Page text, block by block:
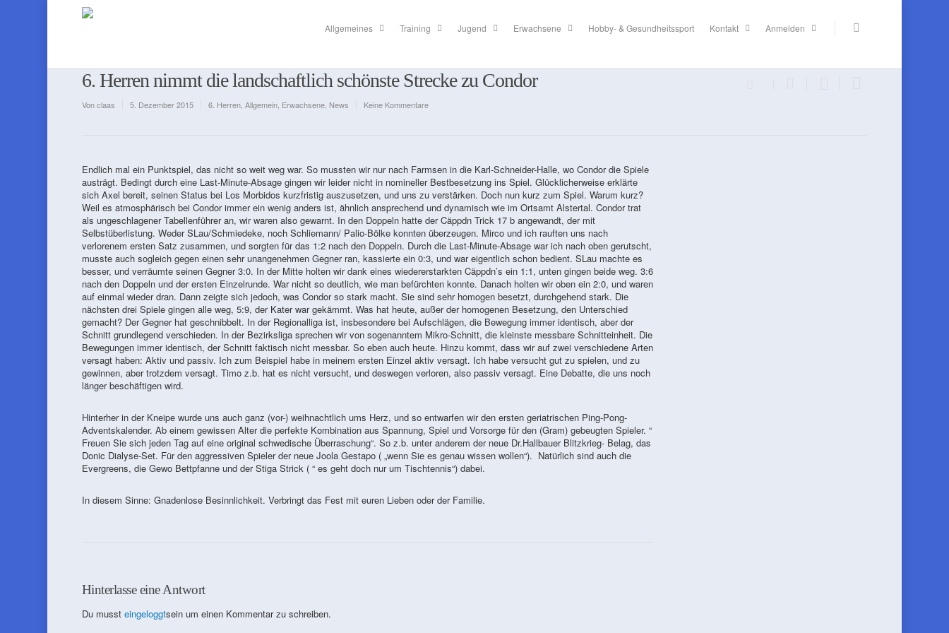
Allgemeines Training Jugend Erwachsene Hobby- & Gesundheitssport Kontakt Anmelden
6. Herren nimmt die landschaftlich schönste Strecke zu Condor
Vonclaas 5. Dezember 2015 6. Herren, Allgemein, Erwachsene, News Keine Kommentare
Endlich mal ein Punktspiel, das nicht so weit weg war. So mussten wir nur nach Farmsen in die Karl-Schneider-Halle, wo Condor die Spiele
austrägt. Bedingt durch eine Last-Minute-Absage gingen wir leider nicht in nomineller Bestbesetzung ins Spiel. Glücklicherweise erklärte
sich Axel bereit, seinen Status bei Los Morbidos kurzfristig auszusetzen, und uns zu verstärken. Doch nun kurz zum Spiel. Warum kurz?
Weil es atmosphärisch bei Condor immer ein wenig anders ist, ähnlich ansprechend und dynamisch wie im Ortsamt Alstertal. Condor trat
als ungeschlagener Tabellenführer an, wir waren also gewarnt. In den Doppeln hatte der Cäppdn Trick 17 b angewandt, der mit
Selbstüberlistung. Weder SLau/Schmiedeke, noch Schliemann/ Palio-Bölke konnten überzeugen. Mirco und ich rauften uns nach
verlorenem ersten Satz zusammen, und sorgten für das 1:2 nach den Doppeln. Durch die Last-Minute-Absage war ich nach oben gerutscht,
musste auch sogleich gegen einen sehr unangenehmen Gegner ran, kassierte ein 0:3, und war eigentlich schon bedient. SLau machte es
besser, und verräumte seinen Gegner 3:0. In der Mitte holten wir dank eines wiedererstarkten Cäppdn’s ein 1:1, unten gingen beide weg. 3:6
nach den Doppeln und der ersten Einzelrunde. War nicht so deutlich, wie man befürchten konnte. Danach holten wir oben ein 2:0, und waren
auf einmal wieder dran. Dann zeigte sich jedoch, was Condor so stark macht. Sie sind sehr homogen besetzt, durchgehend stark. Die
nächsten drei Spiele gingen alle weg, 5:9, der Kater war gekämmt. Was hat heute, außer der homogenen Besetzung, den Unterschied
gemacht? Der Gegner hat geschnibbelt. In der Regionalliga ist, insbesondere bei Aufschlägen, die Bewegung immer identisch, aber der
Schnitt grundlegend verschieden. In der Bezirksliga sprechen wir von sogenanntem Mikro-Schnitt, die kleinste messbare Schnitteinheit. Die
Bewegungen immer identisch, der Schnitt faktisch nicht messbar. So eben auch heute. Hinzu kommt, dass wir auf zwei verschiedene Arten
versagt haben: Aktiv und passiv. Ich zum Beispiel habe in meinem ersten Einzel aktiv versagt. Ich habe versucht gut zu spielen, und zu
gewinnen, aber trotzdem versagt. Timo z.b. hat es nicht versucht, und deswegen verloren, also passiv versagt. Eine Debatte, die uns noch
länger beschäftigen wird.
Hinterher in der Kneipe wurde uns auch ganz (vor-) weihnachtlich ums Herz, und so entwarfen wir den ersten geriatrischen Ping-Pong-
Adventskalender. Ab einem gewissen Alter die perfekte Kombination aus Spannung, Spiel und Vorsorge für den (Gram) gebeugten Spieler. “
Freuen Sie sich jeden Tag auf eine original schwedische Überraschung“. So z.b. unter anderem der neue Dr.Hallbauer Blitzkrieg- Belag, das
Donic Dialyse-Set. Für den aggressiven Spieler der neue Joola Gestapo ( „wenn Sie es genau wissen wollen“). Natürlich sind auch die
Evergreens, die Gewo Bettpfanne und der Stiga Strick ( “ es geht doch nur um Tischtennis“) dabei.
In diesem Sinne: Gnadenlose Besinnlichkeit. Verbringt das Fest mit euren Lieben oder der Familie.
Hinterlasse eine Antwort
Du musst eingeloggtsein um einen Kommentar zu schreiben.